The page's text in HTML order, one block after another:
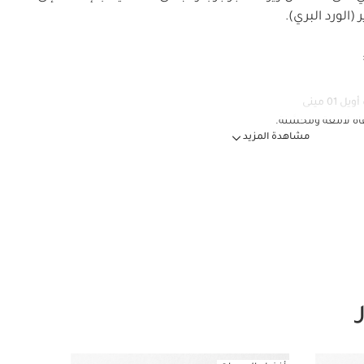
مشاهدة المزيد
البري).
مينى
لامعة ومحسَّنة.